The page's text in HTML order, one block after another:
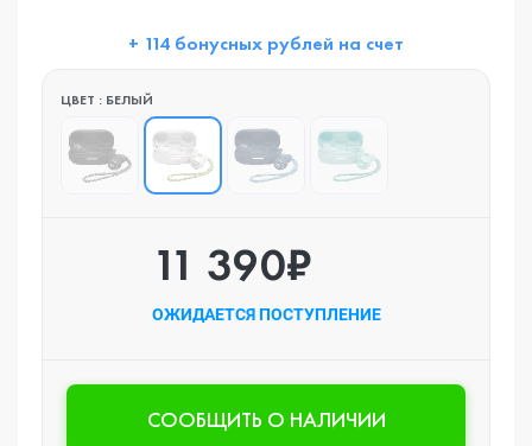
+ 114 бонусных рублей на счет
ЦВЕТ : БЕЛЫЙ
11 390₽
ОЖИДАЕТСЯ ПОСТУПЛЕНИЕ
CООБЩИТЬ О НАЛИЧИИ